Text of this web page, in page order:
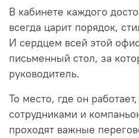
В кабинете каждого
всегда царит порядок,
И сердцем всей этой
письменный стол, за
руководитель.
То место, где он
сотрудниками и
проходят важные